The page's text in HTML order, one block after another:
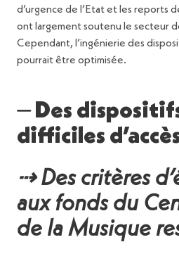
d’urgence de l’Etat et les reports
ont largement soutenu le secteur
Cependant, l’ingénierie des
pourrait être optimisée.
⏤ Des
difficiles
⇢ Des critères
aux fonds du
de la Musique